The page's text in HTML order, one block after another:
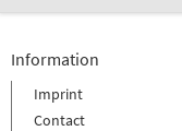
Information
Imprint
Contact